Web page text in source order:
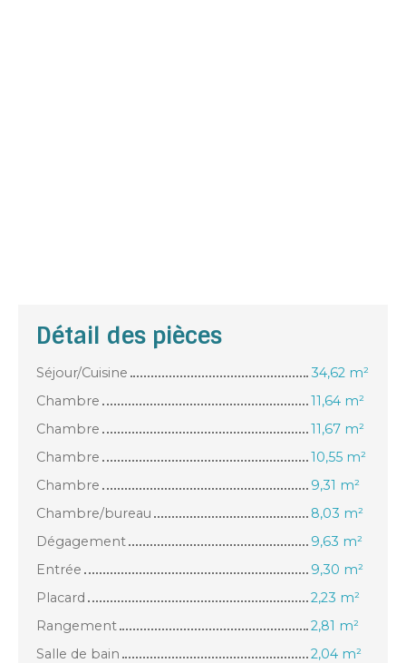
Détail des pièces
Séjour/Cuisine
34,62 m²
Chambre
11,64 m²
Chambre
11,67 m²
Chambre
10,55 m²
Chambre
9,31 m²
Chambre/bureau
8,03 m²
Dégagement
9,63 m²
Entrée
9,30 m²
Placard
2,23 m²
Rangement
2,81 m²
Salle de bain
2,04 m²